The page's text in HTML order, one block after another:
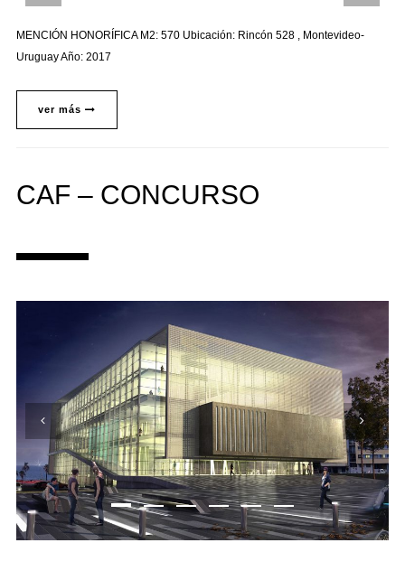
MENCIÓN HONORÍFICA M2: 570 Ubicación: Rincón 528 , Montevideo-
Uruguay Año: 2017
ver más
CAF – CONCURSO